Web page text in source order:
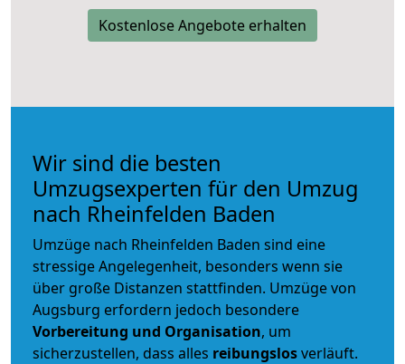
Kostenlose Angebote erhalten
Wir sind die besten
Umzugsexperten für den Umzug
nach Rheinfelden Baden
Umzüge nach Rheinfelden Baden sind eine
stressige Angelegenheit, besonders wenn sie
über große Distanzen stattfinden. Umzüge von
Augsburg erfordern jedoch besondere
Vorbereitung und Organisation, um
sicherzustellen, dass alles reibungslosverläuft.